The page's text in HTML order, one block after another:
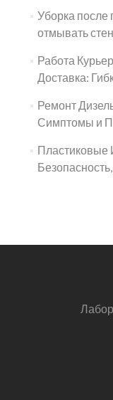
Уборка после
отмывать
Работа
Доставка:
Ремонт
Симптомы и
Пластиковые